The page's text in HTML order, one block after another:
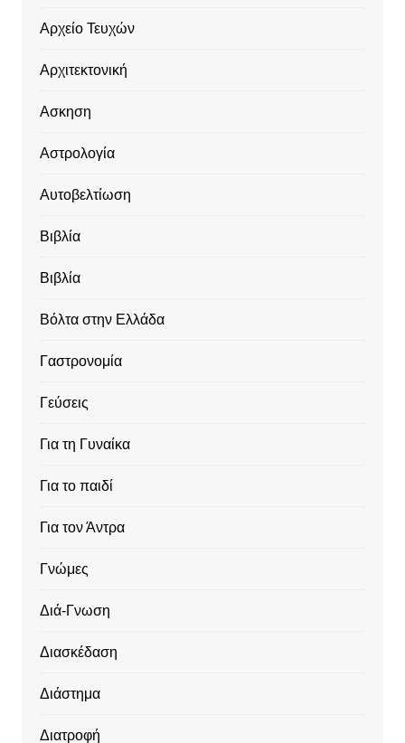
Αρχείο Τευχών
Αρχιτεκτονική
Ασκηση
Αστρολογία
Αυτοβελτίωση
Βιβλία
Βιβλία
Βόλτα στην Ελλάδα
Γαστρονομία
Γεύσεις
Για τη Γυναίκα
Για το παιδί
Για τον Άντρα
Γνώμες
Διά-Γνωση
Διασκέδαση
Διάστημα
Διατροφή